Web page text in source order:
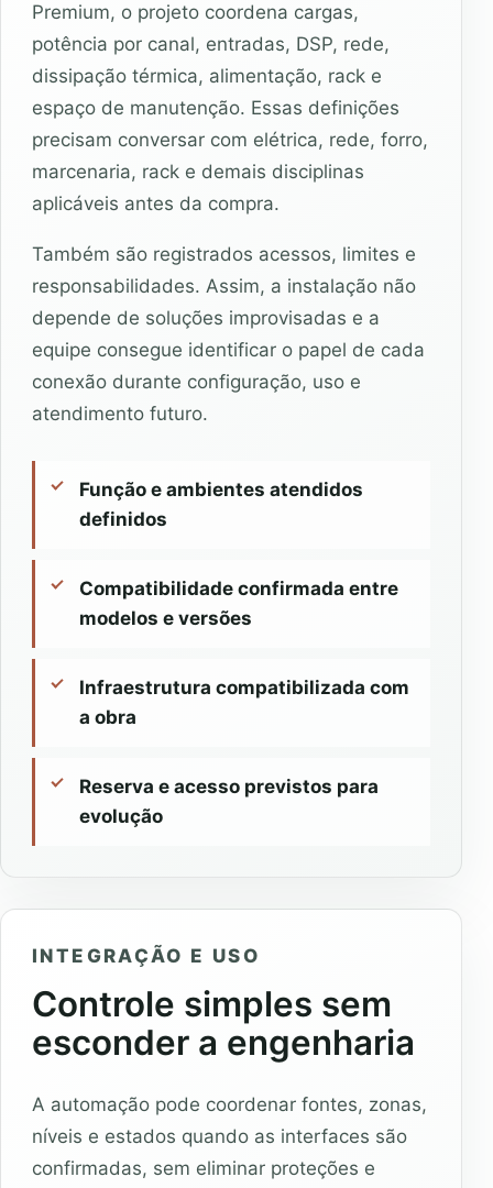
Premium, o projeto coordena cargas,
potência por canal, entradas, DSP, rede,
dissipação térmica, alimentação, rack e
espaço de manutenção. Essas definições
precisam conversar com elétrica, rede, forro,
marcenaria, rack e demais disciplinas
aplicáveis antes da compra.
Também são registrados acessos, limites e
responsabilidades. Assim, a instalação não
depende de soluções improvisadas e a
equipe consegue identificar o papel de cada
conexão durante configuração, uso e
atendimento futuro.
Função e ambientes atendidos
definidos
Compatibilidade confirmada entre
modelos e versões
Infraestrutura compatibilizada com
a obra
Reserva e acesso previstos para
evolução
INTEGRAÇÃO E USO
Controle simples sem
esconder a engenharia
A automação pode coordenar fontes, zonas,
níveis e estados quando as interfaces são
confirmadas, sem eliminar proteções e